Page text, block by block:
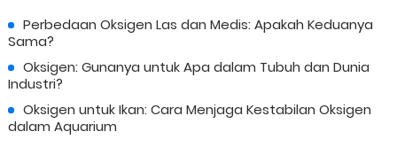
Perbedaan Oksigen Las dan Medis: Apakah Keduanya
Sama?
Oksigen: Gunanya untuk Apa dalam Tubuh dan Dunia
Industri?
Oksigen untuk Ikan: Cara Menjaga Kestabilan Oksigen
dalam Aquarium